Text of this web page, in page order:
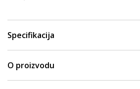
Specifikacija
O proizvodu